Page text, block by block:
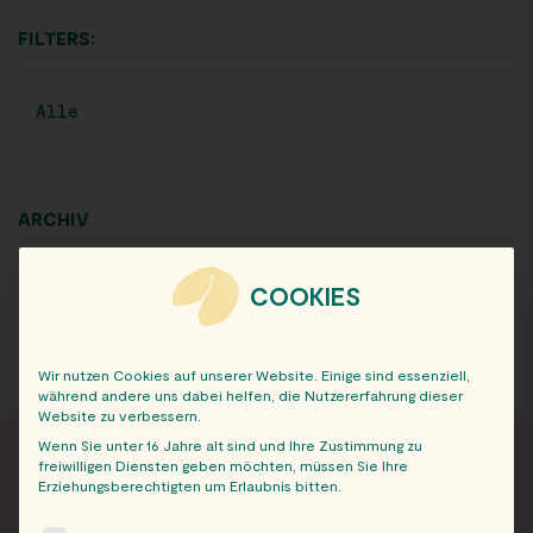
FILTERS:
Alle
ARCHIV
COOKIES
Wir nutzen Cookies auf unserer Website. Einige sind essenziell,
während andere uns dabei helfen, die Nutzererfahrung dieser
Website zu verbessern.
Wenn Sie unter 16 Jahre alt sind und Ihre Zustimmung zu
freiwilligen Diensten geben möchten, müssen Sie Ihre
Erziehungsberechtigten um Erlaubnis bitten.